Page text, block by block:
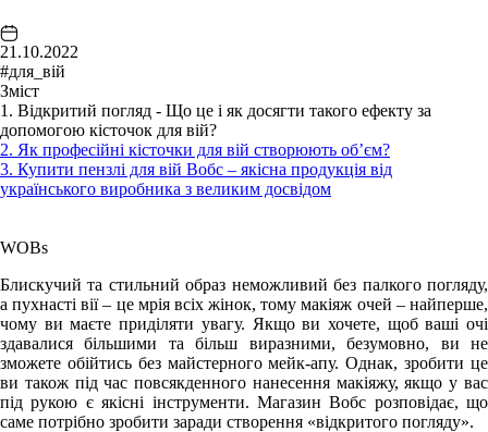
21.10.2022
#для_вій
Зміст
1. Відкритий погляд - Що це і як досягти такого ефекту за
допомогою кісточок для вій?
2. Як професійні кісточки для вій створюють об’єм?
3. Купити пензлі для вій Вобс – якісна продукція від
українського виробника з великим досвідом
WOBs
Блискучий та стильний образ неможливий без палкого погляду,
а пухнасті вії – це мрія всіх жінок, тому макіяж очей – найперше,
чому ви маєте приділяти увагу. Якщо ви хочете, щоб ваші очі
здавалися більшими та більш виразними, безумовно, ви не
зможете обійтись без майстерного мейк-апу. Однак, зробити це
ви також під час повсякденного нанесення макіяжу, якщо у вас
під рукою є якісні інструменти. Магазин Вобс розповідає, що
саме потрібно зробити заради створення «відкритого погляду».